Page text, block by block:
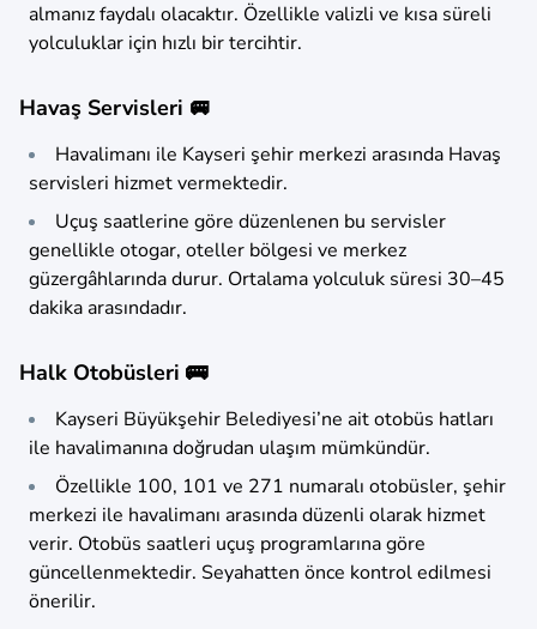
almanız faydalı olacaktır. Özellikle valizli ve kısa süreli
yolculuklar için hızlı bir tercihtir.
Havaş Servisleri 🚐
Havalimanı ile Kayseri şehir merkezi arasında Havaş
servisleri hizmet vermektedir.
Uçuş saatlerine göre düzenlenen bu servisler
genellikle otogar, oteller bölgesi ve merkez
güzergâhlarında durur. Ortalama yolculuk süresi 30–45
dakika arasındadır.
Halk Otobüsleri 🚌
Kayseri Büyükşehir Belediyesi’ne ait otobüs hatları
ile havalimanına doğrudan ulaşım mümkündür.
Özellikle 100, 101 ve 271 numaralı otobüsler, şehir
merkezi ile havalimanı arasında düzenli olarak hizmet
verir. Otobüs saatleri uçuş programlarına göre
güncellenmektedir. Seyahatten önce kontrol edilmesi
önerilir.